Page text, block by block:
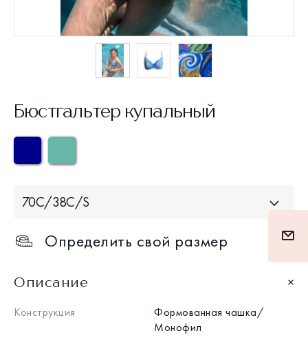
Бюстгальтер купальный
70С/38С/S
Определить свой размер
Описание
Конструкция
Формованная чашка/
Монофил